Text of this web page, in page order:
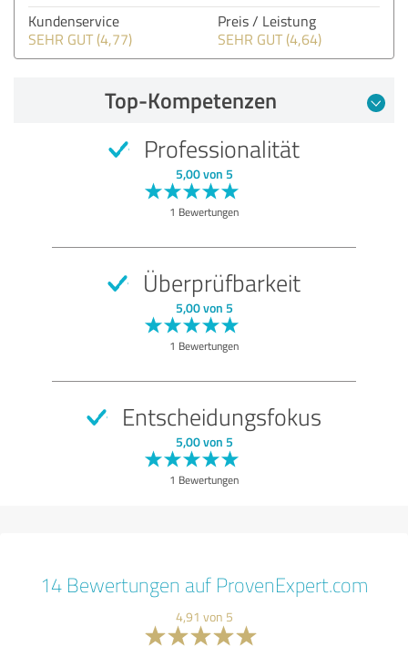
Kundenservice
SEHR GUT (4,77)
Preis / Leistung
SEHR GUT (4,64)
Top-Kompetenzen
Professionalität
5,00 von 5
1 Bewertungen
Überprüfbarkeit
5,00 von 5
1 Bewertungen
Entscheidungsfokus
5,00 von 5
1 Bewertungen
14 Bewertungen auf ProvenExpert.com
4,91 von 5